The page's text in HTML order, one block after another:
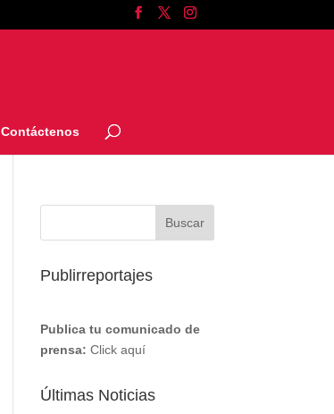
Contáctenos
Publirreportajes
Publica tu comunicado de
prensa: Click aquí
Últimas Noticias